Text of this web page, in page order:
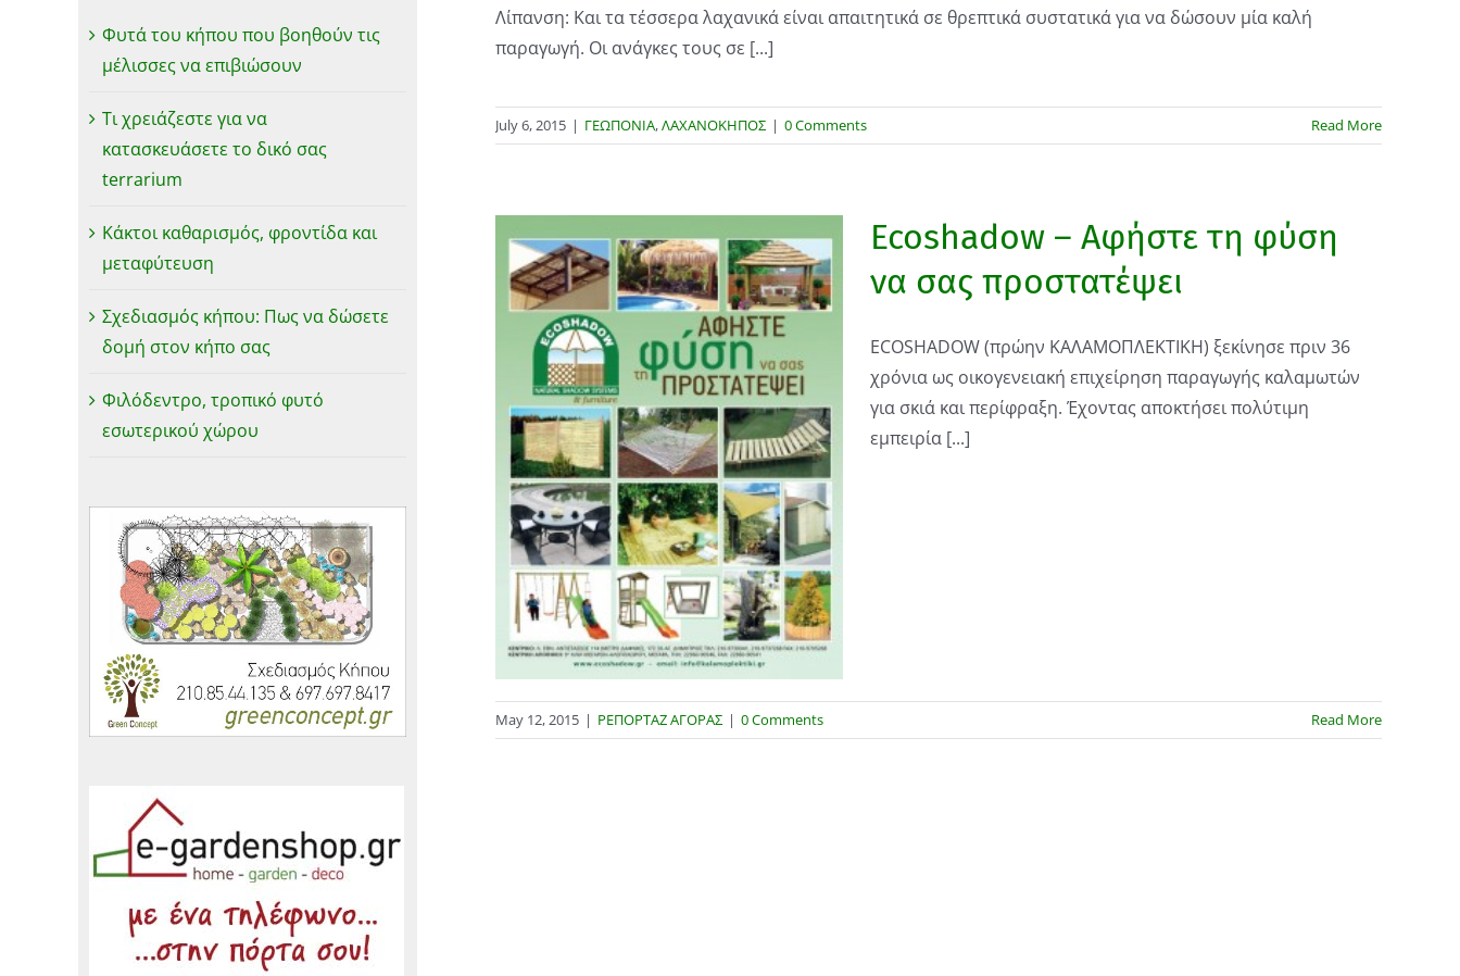
Λίπανση: Και τα τέσσερα λαχανικά είναι απαιτητικά σε θρεπτικά συστατικά για να δώσουν μία καλή
παραγωγή. Οι ανάγκες τους σε [...]
July 6, 2015 | ΓΕΩΠΟΝΙΑ,ΛΑΧΑΝΟΚΗΠΟΣ | 0 Comments Read More
Ecoshadow – Αφήστε τη φύση
να σας προστατέψει
ECOSHADOW (πρώην ΚΑΛΑΜΟΠΛΕΚΤΙΚΗ) ξεκίνησε πριν 36
χρόνια ως οικογενειακή επιχείρηση παραγωγής καλαμωτών
για σκιά και περίφραξη. Έχοντας αποκτήσει πολύτιμη
εμπειρία [...]
May 12, 2015 | ΡΕΠΟΡΤΑΖ ΑΓΟΡΑΣ | 0 Comments Read More
Φυτά του κήπου που βοηθούν τις
μέλισσες να επιβιώσουν
Τι χρειάζεστε για να
κατασκευάσετε το δικό σας
terrarium
Κάκτοι καθαρισμός, φροντίδα και
μεταφύτευση
Σχεδιασμός κήπου: Πως να δώσετε
δομή στον κήπο σας
Φιλόδεντρο, τροπικό φυτό
εσωτερικού χώρου